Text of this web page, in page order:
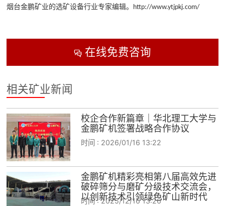
烟台金鹏矿业的选矿设备行业专家编辑。 http://www.ytjpkj.com/
在线免费咨询
相关矿业新闻
校企合作新篇章｜华北理工大学与
金鹏矿机签署战略合作协议
时间 : 2026/01/16 13:22
金鹏矿机精彩亮相第八届高效先进
破碎筛分与磨矿分级技术交流会，
以创新技术引领绿色矿山新时代
时间 :2025/12/16 13:26